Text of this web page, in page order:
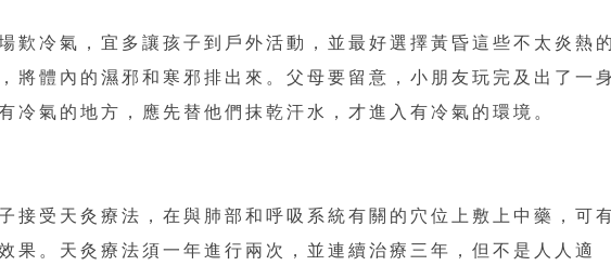
歎冷氣，宜多讓孩子到戶外活動，並最好選擇黃昏這些不太炎熱的
將體內的濕邪和寒邪排出來。父母要留意，小朋友玩完及出了一身
冷氣的地方，應先替他們抹乾汗水，才進入有冷氣的環境。
接受天灸療法，在與肺部和呼吸系統有關的穴位上敷上中藥，可
果。天灸療法須一年進行兩次，並連續治療三年，但不是人人適